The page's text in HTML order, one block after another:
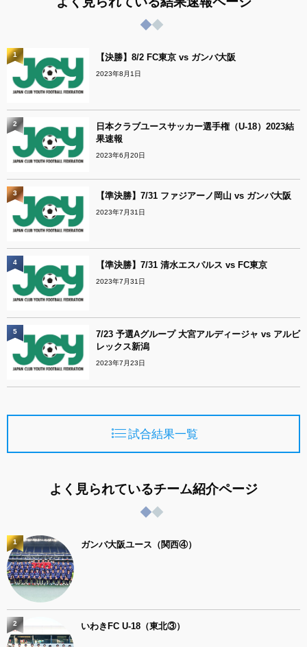
【決勝】8/2 FC東京 vs ガンバ大阪
2023年8月1日
1
日本クラブユースサッカー選手権（U-18）2023結
果速報
2023年6月20日
2
【準決勝】7/31 ファジアーノ岡山 vs ガンバ大阪
2023年7月31日
3
【準決勝】7/31 清水エスパルス vs FC東京
2023年7月31日
4
7/23 予選Aグループ 大宮アルディージャ vs アルビ
レックス新潟
2023年7月23日
5
試合結果一覧
よく見られているチーム紹介ページ
ガンバ大阪ユース（関西④）
1
いわきFC U-18（東北③）
2